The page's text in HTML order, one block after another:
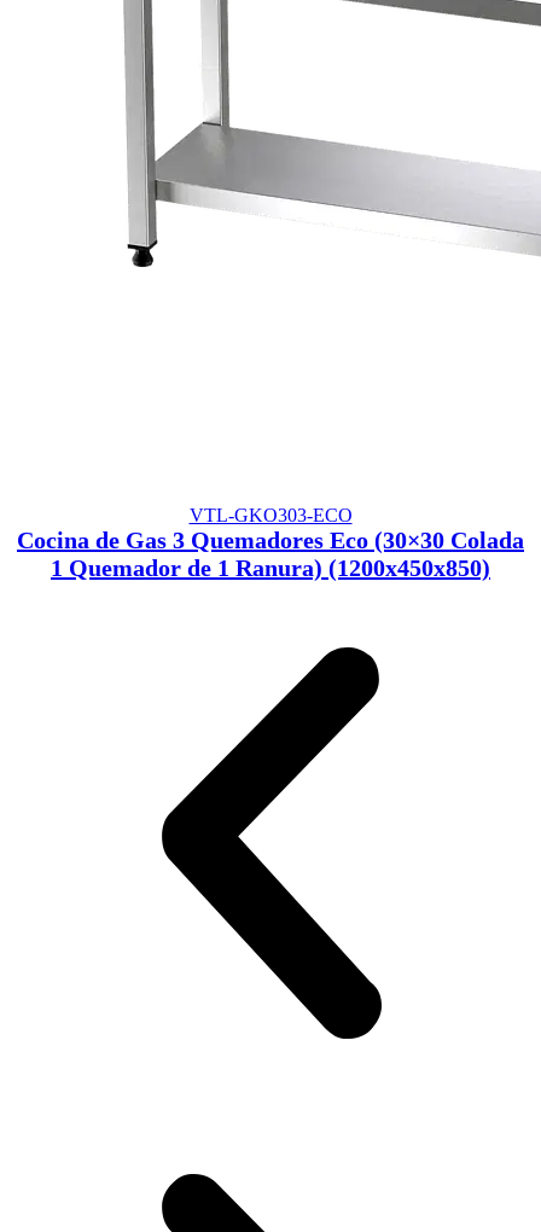
VTL-GKO303-ECO
Cocina de Gas 3 Quemadores Eco (30×30 Colada
1 Quemador de 1 Ranura) (1200x450x850)